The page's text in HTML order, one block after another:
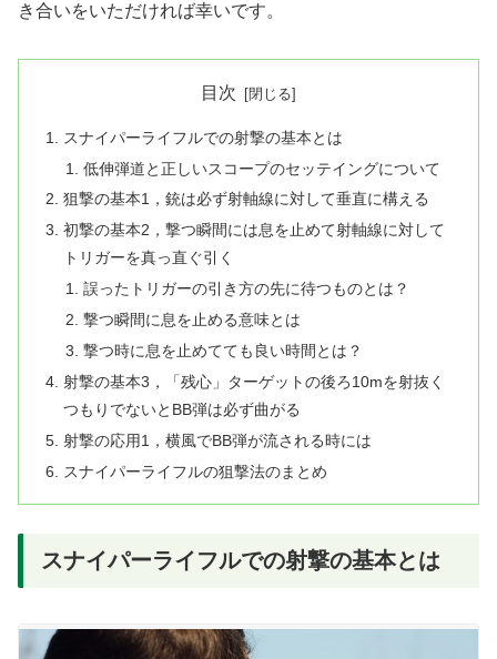
き合いをいただければ幸いです。
目次
スナイパーライフルでの射撃の基本とは
低伸弾道と正しいスコープのセッテイングについて
狙撃の基本1，銃は必ず射軸線に対して垂直に構える
初撃の基本2，撃つ瞬間には息を止めて射軸線に対して
トリガーを真っ直ぐ引く
誤ったトリガーの引き方の先に待つものとは？
撃つ瞬間に息を止める意味とは
撃つ時に息を止めてても良い時間とは？
射撃の基本3，「残心」ターゲットの後ろ10mを射抜く
つもりでないとBB弾は必ず曲がる
射撃の応用1，横風でBB弾が流される時には
スナイパーライフルの狙撃法のまとめ
スナイパーライフルでの射撃の基本とは